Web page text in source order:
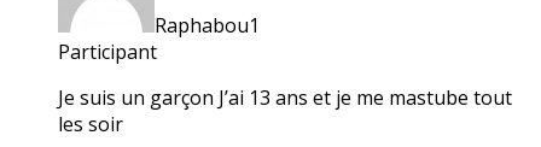
Raphabou1
Participant
Je suis un garçon J’ai 13 ans et je me mastube tout
les soir